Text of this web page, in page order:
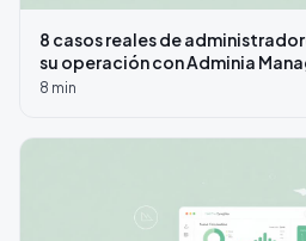
8 casos reales de
su operación con Adminia
8 min